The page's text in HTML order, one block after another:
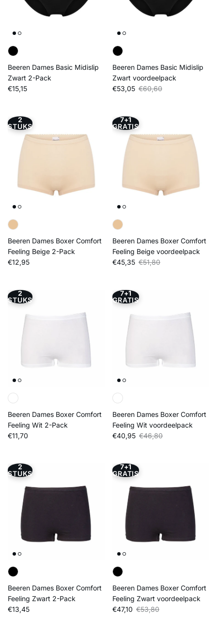
Beeren Dames Basic Midislip
Zwart 2-Pack
Reguliere prijs
€15,15
Beeren Dames Basic Midislip
Zwart voordeelpack
Verkoopprijs
€53,05 Reguliere prijs
€60,60
2
STUKS
Beeren Dames Boxer Comfort
Feeling Beige 2-Pack
Reguliere prijs
€12,95
7+1
GRATIS
Beeren Dames Boxer Comfort
Feeling Beige voordeelpack
Verkoopprijs
€45,35 Reguliere prijs
€51,80
2
STUKS
Beeren Dames Boxer Comfort
Feeling Wit 2-Pack
Reguliere prijs
€11,70
7+1
GRATIS
Beeren Dames Boxer Comfort
Feeling Wit voordeelpack
Verkoopprijs
€40,95 Reguliere prijs
€46,80
2
STUKS
Beeren Dames Boxer Comfort
Feeling Zwart 2-Pack
Reguliere prijs
€13,45
7+1
GRATIS
Beeren Dames Boxer Comfort
Feeling Zwart voordeelpack
Verkoopprijs
€47,10 Reguliere prijs
€53,80